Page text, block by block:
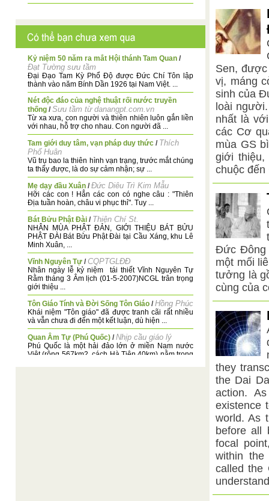
Kỷ niệm 50 năm ra mắt Hội thánh Tam Quan /
Đạt Tường sưu tầm
Đại Đạo Tam Kỳ Phổ Độ được Đức Chí Tôn lập
thành vào năm Bính Dần 1926 tại Nam Việt. ...
Nét độc đáo của nghệ thuật rối nước truyền
thống /Sưu tầm từ danangpt.com.vn
Từ xa xưa, con người và thiên nhiên luôn gắn liền
với nhau, hỗ trợ cho nhau. Con người đã ...
Tam giới duy tâm, vạn pháp duy thức / Thích
Phổ Huân
Vũ trụ bao la thiên hình vạn trạng, trước mắt chúng
ta thấy được, là do sự cảm nhận; sự ...
Mẹ dạy đầu Xuân /Đức Diêu Trì Kim Mẫu
Hỡi các con ! Hẳn các con có nghe câu : "Thiên
Địa tuần hoàn, châu vi phục thỉ". Tuy ...
Bát Bửu Phật Đài / Thiện Chí St.
NHÂN MÙA PHẬT ĐẢN, GIỚI THIỆU BÁT BỬU
PHẬT ĐÀI Bát Bửu Phật Đài tại Cầu Xáng, khu Lê
Minh Xuân, ...
Vĩnh Nguyên Tự /CQPTGLĐĐ
Nhân ngày lễ kỷ niệm tái thiết Vĩnh Nguyên Tự
Rằm tháng 3 Âm lịch (01-5-2007)NCGL trân trọng
giới thiệu ...
Tôn Giáo Tính và Đời Sống Tôn Giáo /Hồng Phúc
Khái niệm "Tôn giáo" đã được tranh cãi rất nhiều
và vẫn chưa đi đến một kết luận, dù hiện ...
Quan Âm Tự (Phú Quốc) /Nhịp cầu giáo lý
Phú Quốc là một hải đảo lớn ở miền Nam nước
Việt (rộng 567km2, cách Hà Tiên 40km) nằm trong
Sen, được
vị, máng
sinh của
loài
nhất là
các Cơ
mùa GS
giới
chuộc đến
Đức Đông
một mối
tưởng là
cùng của
they
the Dai
action.
existence
world. As
before all
focal
within the
called the